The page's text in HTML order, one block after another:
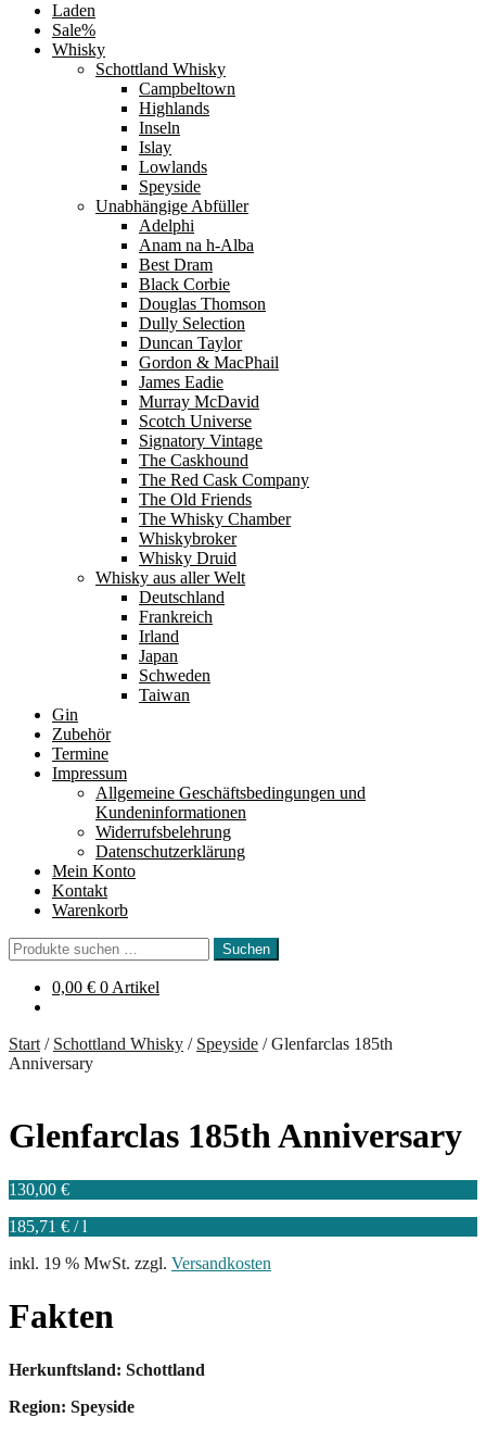
Laden
Sale%
Whisky
Schottland Whisky
Campbeltown
Highlands
Inseln
Islay
Lowlands
Speyside
Unabhängige Abfüller
Adelphi
Anam na h-Alba
Best Dram
Black Corbie
Douglas Thomson
Dully Selection
Duncan Taylor
Gordon & MacPhail
James Eadie
Murray McDavid
Scotch Universe
Signatory Vintage
The Caskhound
The Red Cask Company
The Old Friends
The Whisky Chamber
Whiskybroker
Whisky Druid
Whisky aus aller Welt
Deutschland
Frankreich
Irland
Japan
Schweden
Taiwan
Gin
Zubehör
Termine
Impressum
Allgemeine Geschäftsbedingungen und
Kundeninformationen
Widerrufsbelehrung
Datenschutzerklärung
Mein Konto
Kontakt
Warenkorb
Suchen
nach:
Suchen
0,00 € 0 Artikel
Start / Schottland Whisky / Speyside /Glenfarclas 185th
Anniversary
Glenfarclas 185th Anniversary
130,00 €
185,71 € /l
inkl. 19 % MwSt. zzgl. Versandkosten
Fakten
Herkunftsland: Schottland
Region: Speyside